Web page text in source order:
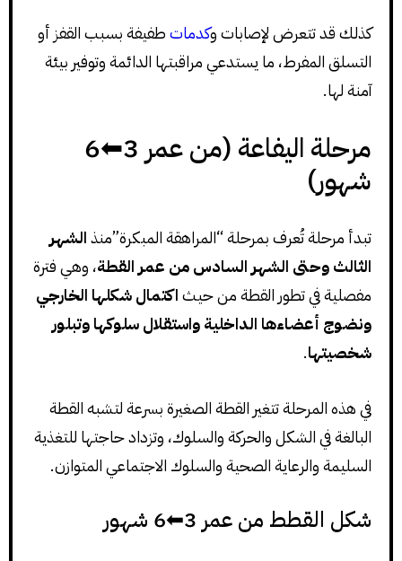
كذلك قد تتعرض لإصابات وكدماتطفيفة بسبب القفز أو
التسلق المفرط، ما يستدعي مراقبتها الدائمة وتوفير بيئة
آمنة لها.
مرحلة اليفاعة (من عمر 3⬅6
شهور)
تبدأ مرحلة تُعرف بمرحلة “المراهقة المبكرة”منذالشهر
الثالث وحتى الشهر السادس من عمر القطة، وهي فترة
مفصلية في تطور القطة من حيثاكتمال شكلها الخارجي
ونضوج أعضاءها الداخلية واستقلال سلوكها وتبلور
شخصيتها.
في هذه المرحلة تتغير القطة الصغيرة بسرعة لتشبه القطة
البالغة في الشكل والحركة والسلوك، وتزداد حاجتها للتغذية
السليمة والرعاية الصحية والسلوك الاجتماعي المتوازن.
شكل القطط من عمر 3⬅6 شهور